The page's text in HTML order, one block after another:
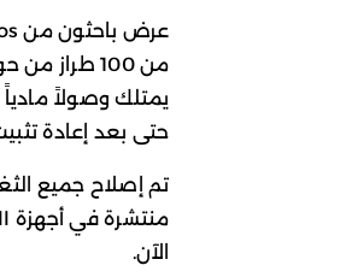
يمتلك وصولاً مادياً
حتى بعد إعادة
الآن.